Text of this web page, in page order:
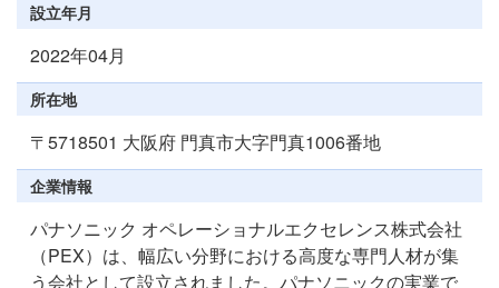
設立年月
2022年04月
所在地
〒5718501 大阪府 門真市大字門真1006番地
企業情報
パナソニック オペレーショナルエクセレンス株式会社
（PEX）は、幅広い分野における高度な専門人材が集
う会社として設立されました。パナソニックの実業で